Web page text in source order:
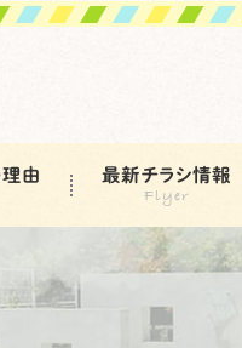
由 最新チラシ情報